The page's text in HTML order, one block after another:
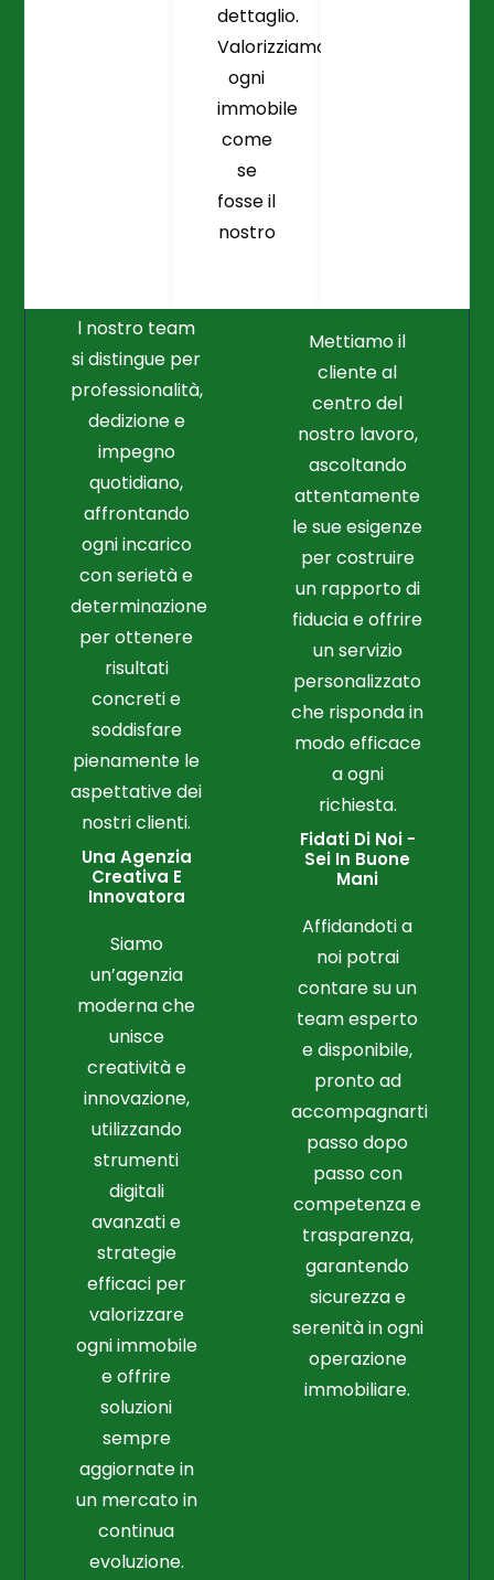
dettaglio.
Valorizziamo
ogni
immobile
come
se
fosse il
nostro
l nostro team
si distingue per
professionalità,
dedizione e
impegno
quotidiano,
affrontando
ogni incarico
con serietà e
determinazione
per ottenere
risultati
concreti e
soddisfare
pienamente le
aspettative dei
nostri clienti.
Una Agenzia
Creativa E
Innovatora
Siamo
un’agenzia
moderna che
unisce
creatività e
innovazione,
utilizzando
strumenti
digitali
avanzati e
strategie
efficaci per
valorizzare
ogni immobile
e offrire
soluzioni
sempre
aggiornate in
un mercato in
continua
evoluzione.
Mettiamo il
cliente al
centro del
nostro lavoro,
ascoltando
attentamente
le sue esigenze
per costruire
un rapporto di
fiducia e offrire
un servizio
personalizzato
che risponda in
modo efficace
a ogni
richiesta.
Fidati Di Noi -
Sei In Buone
Mani
Affidandoti a
noi potrai
contare su un
team esperto
e disponibile,
pronto ad
accompagnarti
passo dopo
passo con
competenza e
trasparenza,
garantendo
sicurezza e
serenità in ogni
operazione
immobiliare.